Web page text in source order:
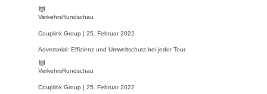
VerkehrsRundschau
Couplink Group | 25. Februar 2022
Advertorial: Effizienz und Umweltschutz bei jeder Tour
VerkehrsRundschau
Couplink Group | 25. Februar 2022